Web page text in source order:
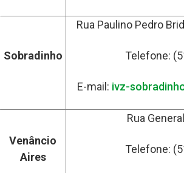
Sobradinho
Rua Paulino Pedro
Telefone:
E-mail: ivz-
Venâncio
Aires
Rua
Telefone: